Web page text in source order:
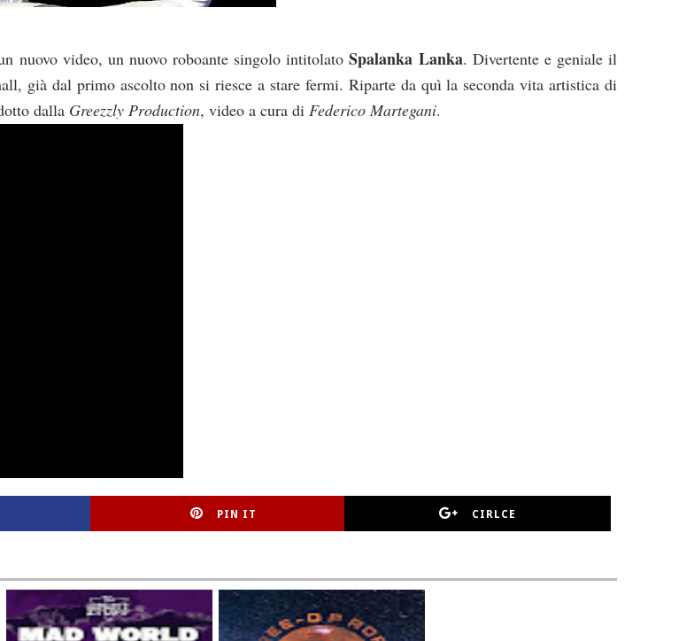
nuovo video, un nuovo roboante singolo intitolatoSpalanka Lanka. Divertente e geniale il
già dal primo ascolto non si riesce a stare fermi. Riparte da quì la seconda vita artistica di
dalla Greezzly Production, video a cura di Federico Martegani.
PIN IT CIRLCE